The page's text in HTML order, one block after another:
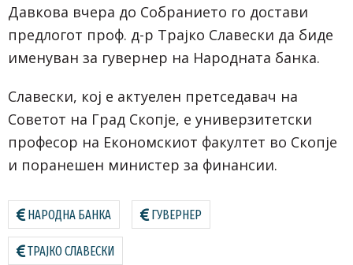
Давкова вчера до Собранието го достави
предлогот проф. д-р Трајко Славески да биде
именуван за гувернер на Народната банка.
Славески, кој е актуелен претседавач на
Советот на Град Скопје, е универзитетски
професор на Економскиот факултет во Скопје
и поранешен министер за финансии.
НАРОДНА БАНКА ГУВЕРНЕР
ТРАЈКО СЛАВЕСКИ